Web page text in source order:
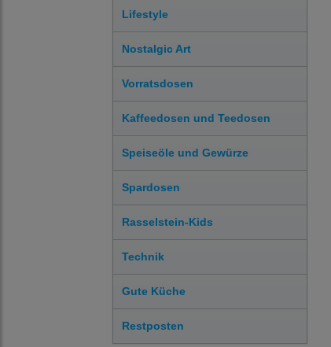
Lifestyle
Nostalgic Art
Vorratsdosen
Kaffeedosen und Teedosen
Speiseöle und Gewürze
Spardosen
Rasselstein-Kids
Technik
Gute Küche
Restposten